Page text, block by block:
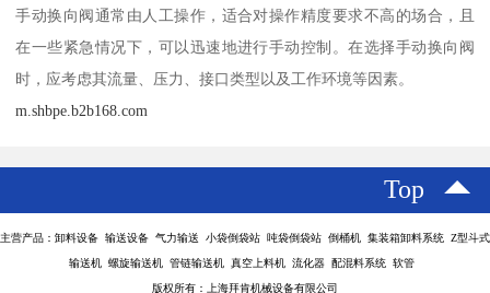
手动换向阀通常由人工操作，适合对操作精度要求不高的场合，且
在一些紧急情况下，可以迅速地进行手动控制。在选择手动换向阀
时，应考虑其流量、压力、接口类型以及工作环境等因素。
m.shbpe.b2b168.com
Top
主营产品：卸料设备 输送设备 气力输送 小袋倒袋站 吨袋倒袋站 倒桶机 集装箱卸料系统 Z型斗式
输送机 螺旋输送机 管链输送机 真空上料机 流化器 配混料系统 软管
版权所有：上海拜肯机械设备有限公司